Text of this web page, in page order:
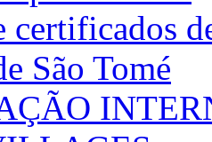
certificados
São Tomé